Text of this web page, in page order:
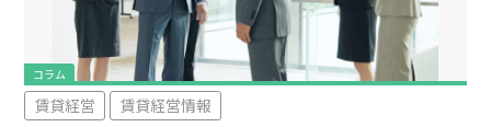
コラム
賃貸経営 賃貸経営情報